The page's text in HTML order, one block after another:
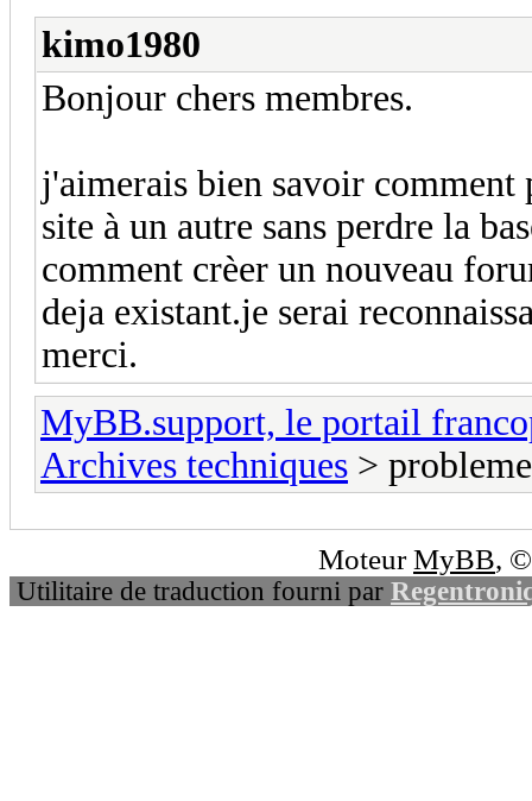
kimo1980
Bonjour chers membres.
j'aimerais bien savoir
site à un autre sans perdre la
comment crèer un nouveau
deja existant.je serai
merci.
MyBB.support, le portail
Archives techniques >
MoteurMyBB,
Utilitaire de traduction fourni par